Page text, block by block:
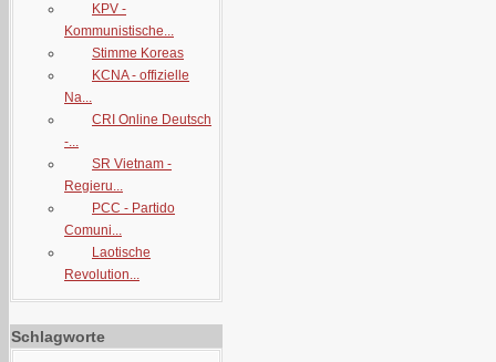
KPV -
Kommunistische...
Stimme Koreas
KCNA - offizielle
Na...
CRI Online Deutsch
-...
SR Vietnam -
Regieru...
PCC - Partido
Comuni...
Laotische
Revolution...
Schlagworte